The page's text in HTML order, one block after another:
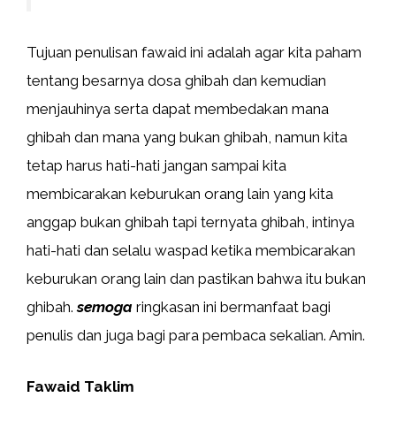
Tujuan penulisan fawaid ini adalah agar kita paham
tentang besarnya dosa ghibah dan kemudian
menjauhinya serta dapat membedakan mana
ghibah dan mana yang bukan ghibah, namun kita
tetap harus hati-hati jangan sampai kita
membicarakan keburukan orang lain yang kita
anggap bukan ghibah tapi ternyata ghibah, intinya
hati-hati dan selalu waspad ketika membicarakan
keburukan orang lain dan pastikan bahwa itu bukan
ghibah.semoga ringkasan ini bermanfaat bagi
penulis dan juga bagi para pembaca sekalian. Amin.
Fawaid Taklim